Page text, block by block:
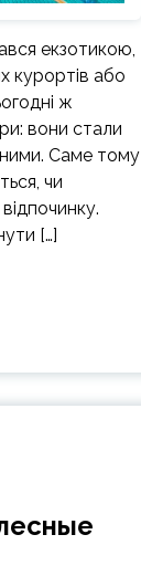
екзотикою,
курортів або
ж
вони стали
Саме тому
чи
[…]